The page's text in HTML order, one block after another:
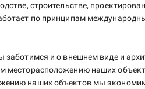
строительстве,
по принципам
заботимся и о внешнем виде и
месторасположению наших
наших объектов мы